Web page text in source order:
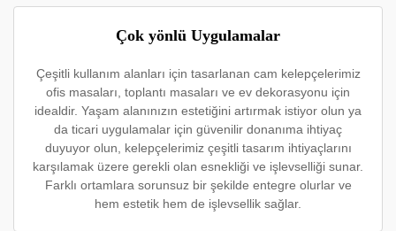
Çok yönlü Uygulamalar
Çeşitli kullanım alanları için tasarlanan cam kelepçelerimiz
ofis masaları, toplantı masaları ve ev dekorasyonu için
idealdir. Yaşam alanınızın estetiğini artırmak istiyor olun ya
da ticari uygulamalar için güvenilir donanıma ihtiyaç
duyuyor olun, kelepçelerimiz çeşitli tasarım ihtiyaçlarını
karşılamak üzere gerekli olan esnekliği ve işlevselliği sunar.
Farklı ortamlara sorunsuz bir şekilde entegre olurlar ve
hem estetik hem de işlevsellik sağlar.